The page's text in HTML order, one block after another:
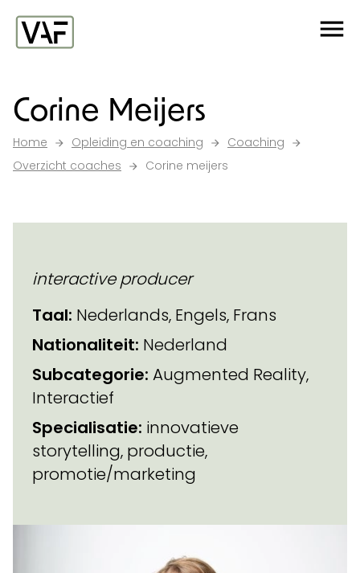
Ga verder naar de inhoud
Corine Meijers
Home Opleiding en coaching
Coaching
Overzicht coaches
Corine meijers
interactive producer
Taal: Nederlands, Engels, Frans
Nationaliteit: Nederland
Subcategorie: Augmented Reality,
Interactief
Specialisatie: innovatieve
storytelling, productie,
promotie/marketing